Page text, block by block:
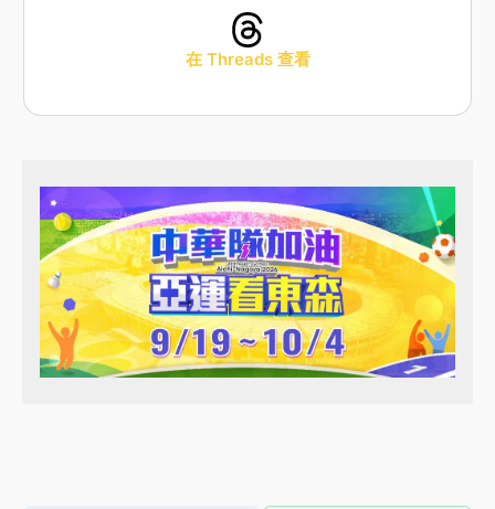
在 Threads 查看